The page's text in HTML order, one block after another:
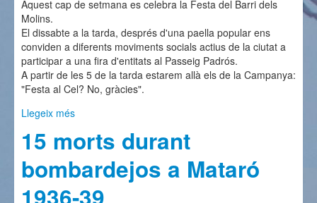
Aquest cap de setmana es celebra la Festa del Barri dels
Molins.
El dissabte a la tarda, després d'una paella popular ens
conviden a diferents moviments socials actius de la ciutat a
participar a una fira d'entitats al Passeig Padrós.
A partir de les 5 de la tarda estarem allà els de la Campanya:
"Festa al Cel? No, gràcies".
Llegeix més
15 morts durant
bombardejos a Mataró